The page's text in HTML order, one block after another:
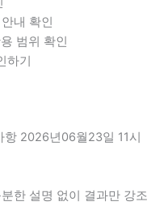
내 확인
범위 확인
하기
항 2026년06월23일 11시
한 설명 없이 결과만 강조